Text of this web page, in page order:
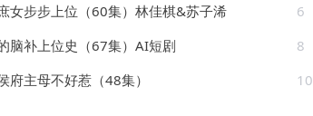
女步步上位（60集）林佳棋&苏子浠 6
脑补上位史（67集）AI短剧 8
府主母不好惹（48集） 10